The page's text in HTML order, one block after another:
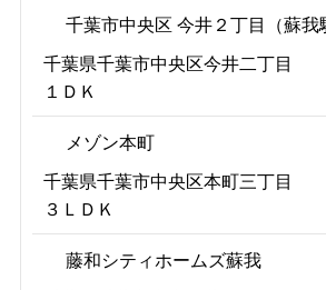
千葉市中央区 今井２丁目（蘇我
千葉県千葉市中央区今井二丁目
１ＤＫ
メゾン本町
千葉県千葉市中央区本町三丁目
３ＬＤＫ
藤和シティホームズ蘇我